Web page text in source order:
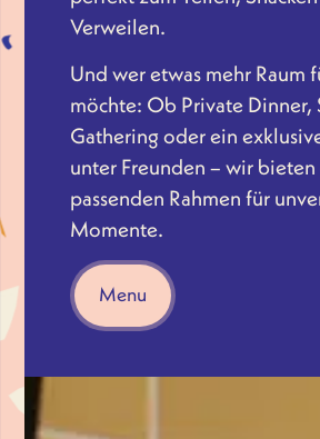
Verweilen.
Und wer etwas mehr Raum
möchte: Ob Private Dinner,
Gathering oder ein
unter Freunden – wir bieten
passenden Rahmen für
Momente.
Menu